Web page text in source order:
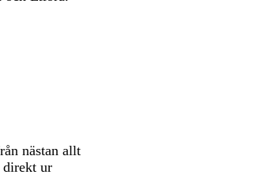
nästan allt
direkt ur